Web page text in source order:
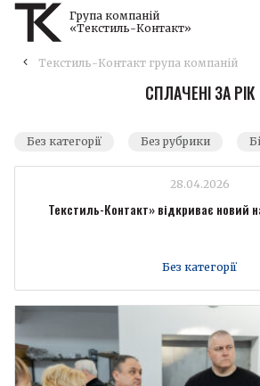
Група компаній
«Текстиль-Контакт»
Текстиль-Контакт група компаній
СПЛАЧЕНІ ЗА РІК
Без категорії Без рубрики
28.04.2026
Текстиль-Контакт» відкриває новий
Без категорії